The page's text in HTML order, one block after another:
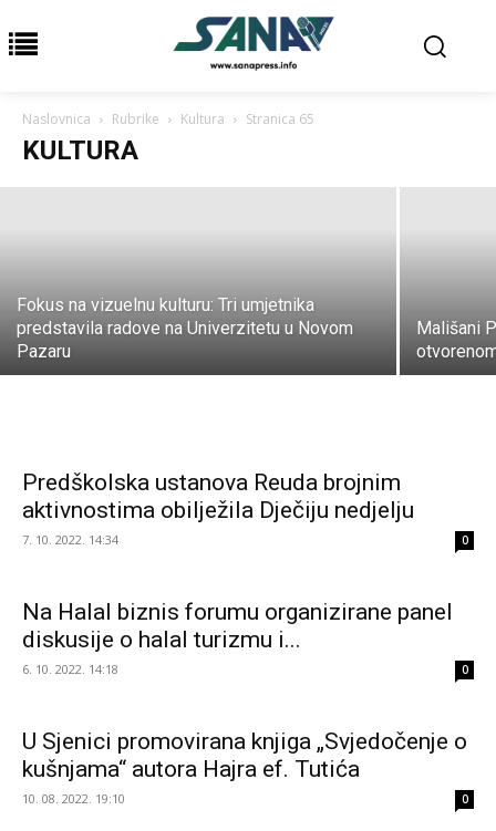
Naslovnica Rubrike Kultura Stranica 65
KULTURA
U Petnjici svečano otvoren
1948“
6. 08. 2026. 20:39
Fokus na vizuelnu kulturu: Tri umjetnika
predstavila radove na Univerzitetu u Novom
Pazaru
Mališani
Predškolska ustanova Reuda brojnim
aktivnostima obilježila Dječiju nedjelju
7. 10. 2022. 14:34 0
Na Halal biznis forumu organizirane panel
diskusije o halal turizmu i...
6. 10. 2022. 14:18 0
U Sjenici promovirana knjiga „Svjedočenje o
kušnjama“ autora Hajra ef. Tutića
10. 08. 2022. 19:10 0